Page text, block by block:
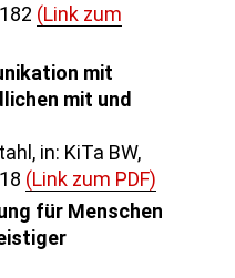
(Link zum
mit
mit und
in: KiTa BW,
(Link zum PDF)
für Menschen